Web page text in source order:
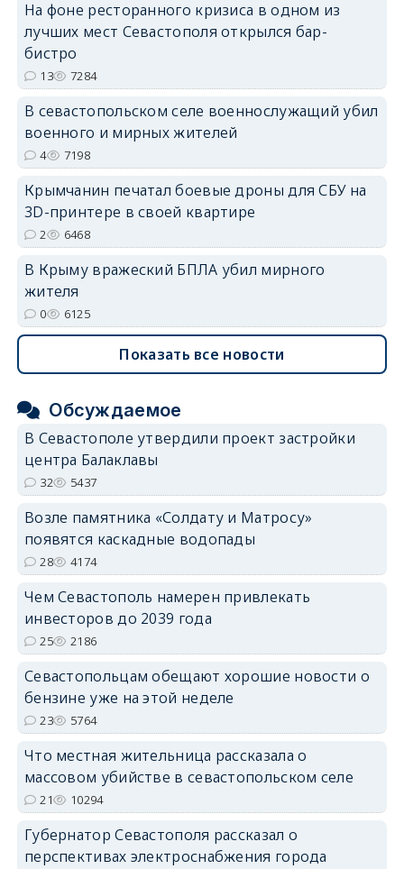
На фоне ресторанного кризиса в одном из
лучших мест Севастополя открылся бар-
бистро
13 7284
В севастопольском селе военнослужащий убил
военного и мирных жителей
4 7198
Крымчанин печатал боевые дроны для СБУ на
3D-принтере в своей квартире
2 6468
В Крыму вражеский БПЛА убил мирного
жителя
0 6125
Показать все новости
Обсуждаемое
В Севастополе утвердили проект застройки
центра Балаклавы
32 5437
Возле памятника «Солдату и Матросу»
появятся каскадные водопады
28 4174
Чем Севастополь намерен привлекать
инвесторов до 2039 года
25 2186
Севастопольцам обещают хорошие новости о
бензине уже на этой неделе
23 5764
Что местная жительница рассказала о
массовом убийстве в севастопольском селе
21 10294
Губернатор Севастополя рассказал о
перспективах электроснабжения города